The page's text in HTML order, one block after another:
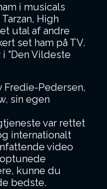
i musicals
High
utal af andre
set ham på TV.
"Den Vildeste
Fredie-Pedersen,
sin egen
var rettet
internationalt
video
kunne du
bedste.